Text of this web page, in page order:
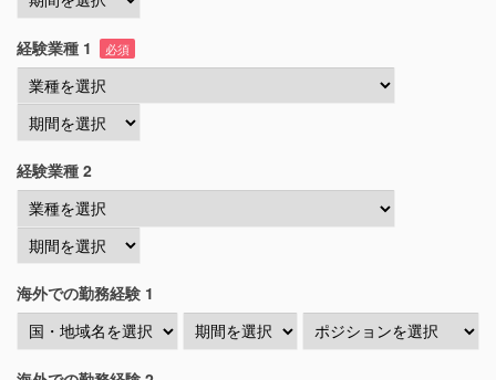
経験業種 1 必須
経験業種 2
海外での勤務経験 1